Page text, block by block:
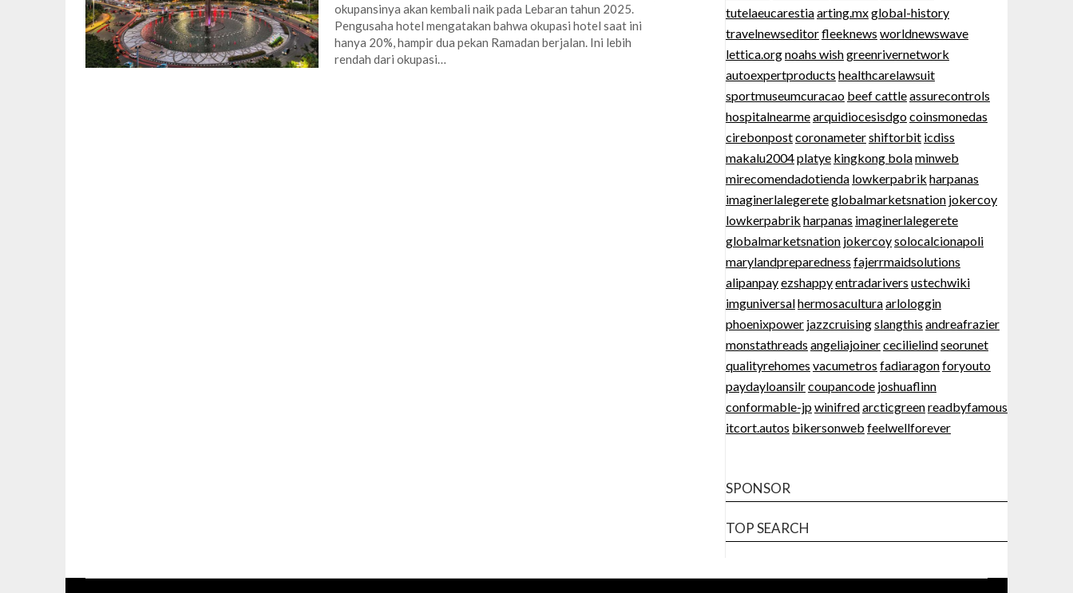
okupansinya akan kembali naik pada Lebaran tahun 2025.
Pengusaha hotel mengatakan bahwa okupasi hotel saat ini
hanya 20%, hampir dua pekan Ramadan berjalan. Ini lebih
rendah dari okupasi…
tutelaeucarestiaarting.mxglobal-history
travelnewseditorfleeknews worldnewswave
lettica.orgnoahs wishgreenrivernetwork
autoexpertproducts healthcarelawsuit
sportmuseumcuracao beef cattleassurecontrols
hospitalnearmearquidiocesisdgocoinsmonedas
cirebonpostcoronametershiftorbit icdiss
makalu2004platye kingkong bolaminweb
mirecomendadotienda lowkerpabrik harpanas
imaginerlalegereteglobalmarketsnation jokercoy
lowkerpabrik harpanas imaginerlalegerete
globalmarketsnation jokercoysolocalcionapoli
marylandpreparedness fajerrmaidsolutions
alipanpayezshappyentradarivers ustechwiki
imguniversalhermosaculturaarlologgin
phoenixpower jazzcruisingslangthis andreafrazier
monstathreads angeliajoinercecilielindseorunet
qualityrehomes vacumetros fadiaragonforyouto
paydayloansilrcoupancode joshuaflinn
conformable-jpwinifredarcticgreenreadbyfamous
itcort.autos bikersonweb feelwellforever
SPONSOR
TOP SEARCH